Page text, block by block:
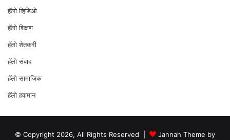
⁠हॅलो व्हिडिओ
हॅलो शिक्षण
⁠हॅलो शेतकरी
⁠हॅलो संवाद
हॅलो सामाजिक
हॅलो हवामान
© Copyright 2026, All Rights Reserved | Jannah Theme by